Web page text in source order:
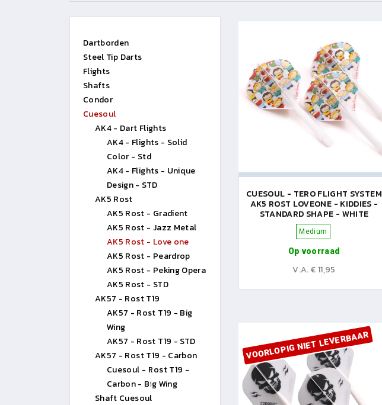
Dartborden
Steel Tip Darts
Flights
Shafts
Condor
Cuesoul
AK4 - Dart Flights
AK4 - Flights - Solid
Color - Std
AK4 - Flights - Unique
Design - STD
AK5 Rost
AK5 Rost - Gradient
AK5 Rost - Jazz Metal
AK5 Rost - Love one
AK5 Rost - Peardrop
AK5 Rost - Peking Opera
AK5 Rost - STD
AK57 - Rost T19
AK57 - Rost T19 - Big
Wing
AK57 - Rost T19 - STD
AK57 - Rost T19 - Carbon
Cuesoul - Rost T19 -
Carbon - Big Wing
Shaft Cuesoul
CUESOUL - TERO FLIGHT SYSTEM
AK5 ROST LOVEONE - KIDDIES -
STANDARD SHAPE - WHITE
Medium
Op voorraad
V.A. € 11,95
VOORLOPIG NIET LEVERBAAR